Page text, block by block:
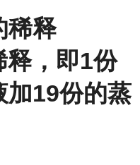
稀释
释，即1份
加19份的蒸